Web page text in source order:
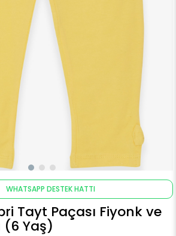
WHATSAPP DESTEK HATTI
Tayt Paçası Fiyonk ve
(6 Yaş)